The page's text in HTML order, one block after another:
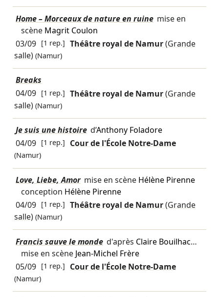
Home – Morceaux de nature en ruine mise en
scène Magrit Coulon
03/09 [1 rep.] Théâtre royal de Namur(Grande
salle) (Namur)
Breaks
04/09 [1 rep.] Théâtre royal de Namur(Grande
salle) (Namur)
Je suis une histoire d’Anthony Foladore
04/09 [1 rep.] Cour de l'École Notre-Dame
(Namur)
Love, Liebe, Amor mise en scène Hélène Pirenne
conception Hélène Pirenne
04/09 [1 rep.] Théâtre royal de Namur(Grande
salle) (Namur)
Francis sauve le monde d'après Claire Bouilhac…
mise en scène Jean-Michel Frère
05/09 [1 rep.] Cour de l'École Notre-Dame
(Namur)